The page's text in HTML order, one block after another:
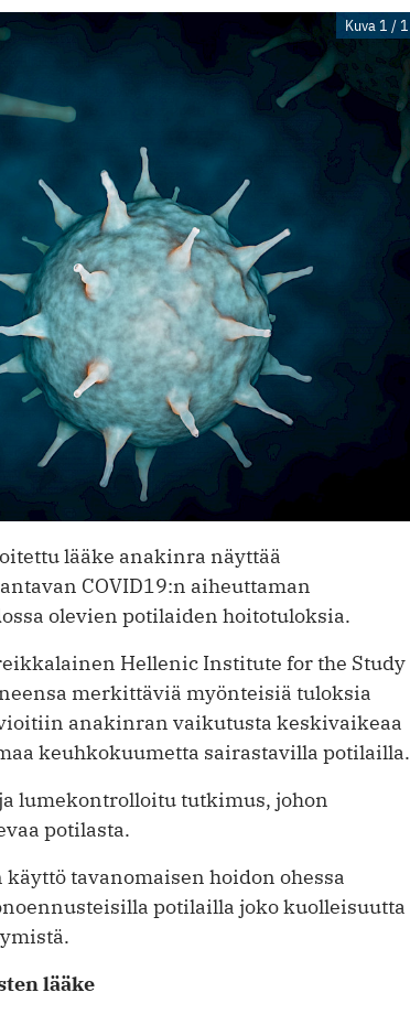
Kuva 1 / 1
lääke anakinra näyttää
COVID19:n aiheuttaman
olevien potilaiden hoitotuloksia.
Hellenic Institute for the Study
merkittäviä myönteisiä tuloksia
anakinran vaikutusta keskivaikeaa
keuhkokuumetta sairastavilla potilailla.
lumekontrolloitu tutkimus, johon
potilasta.
tavanomaisen hoidon ohessa
potilailla joko kuolleisuutta
lääke